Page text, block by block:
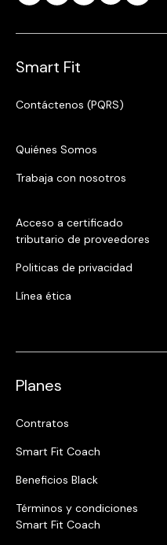
Smart Fit
Contáctenos (PQRS)
Quiénes Somos
Trabaja con nosotros
Acceso a certificado
tributario de proveedores
Politicas de privacidad
Línea ética
Planes
Contratos
Smart Fit Coach
Beneficios Black
Términos y condiciones
Smart Fit Coach